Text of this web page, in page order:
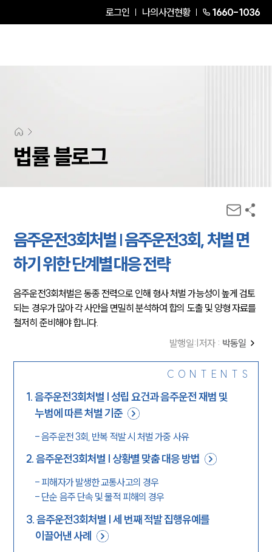
로그인 나의사건현황 1660-1036
법률 블로그
음주운전3회처벌 | 음주운전3회, 처벌 면
하기 위한 단계별 대응 전략
음주운전3회처벌은 동종 전력으로 인해 형사 처벌 가능성이 높게 검토
되는 경우가 많아 각 사안을 면밀히 분석하여 합의 도출 및 양형 자료를
철저히 준비해야 합니다.
발행일: 저자 : 박동일
CONTENTS
1.음주운전3회처벌 | 성립 요건과 음주운전 재범 및
누범에 따른 처벌 기준
-음주운전 3회, 반복 적발 시 처벌 가중 사유
2.음주운전3회처벌 | 상황별 맞춤 대응 방법
- 피해자가 발생한 교통사고의 경우
- 단순 음주 단속 및 물적 피해의 경우
3.음주운전3회처벌 | 세 번째 적발 집행유예를
이끌어낸 사례